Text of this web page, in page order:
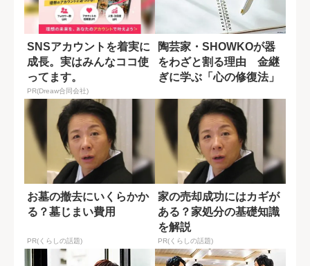
SNSアカウントを着実に
成長。実はみんなココ使
ってます。
PR(Dreaw合同会社)
陶芸家・SHOWKOが器
をわざと割る理由 金継
ぎに学ぶ「心の修復法」
お墓の撤去にいくらかか
る？墓じまい費用
PR(くらしの話題)
家の売却成功にはカギが
ある？家処分の基礎知識
を解説
PR(くらしの話題)